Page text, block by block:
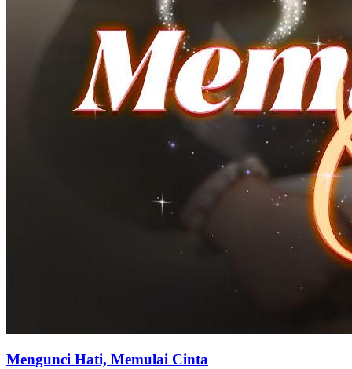
Mengunci Hati, Memulai Cinta